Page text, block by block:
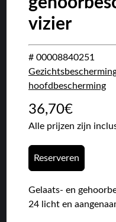
vizier
# 00008840251
hoofdbescherming
36,70€
Alle prijzen zijn
Reserveren
Gelaats- en
24 licht en